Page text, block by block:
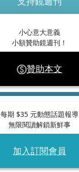
小心意大意義
小額贊助鏡週刊！
贊助本文
每期 $35 元動態話題報導
無限閱讀解鎖新鮮事
加入訂閱會員